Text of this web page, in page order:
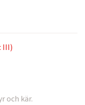
III)
och kär.